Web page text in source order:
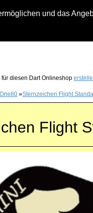
und das
diesen Dart Onlineshop
One80 »Sternzeichen Flight
Flight